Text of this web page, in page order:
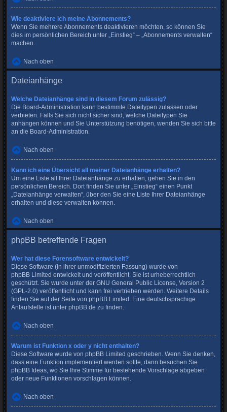
Wie deaktiviere ich meine Abonnements?
Wenn Sie mehrere Abonnements deaktivieren möchten, so können Sie
dies im persönlichen Bereich unter „Einstieg“ – „Abonnements verwalten“
machen.
Nach oben
Dateianhänge
Welche Dateianhänge sind in diesem Forum zulässig?
Die Board-Administration kann bestimmte Dateitypen zulassen oder
verbieten. Falls Sie sich nicht sicher sind, welche Dateitypen Sie
anhängen können und Sie Unterstützung benötigen, wenden Sie sich bitte
an die Board-Administration.
Nach oben
Kann ich eine Übersicht all meiner Dateianhänge erhalten?
Um eine Liste all Ihrer Dateianhänge zu erhalten, gehen Sie in den
persönlichen Bereich. Dort finden Sie unter „Einstieg“ einen Punkt
„Dateianhänge verwalten“, über den Sie eine Liste Ihrer Dateianhänge
erhalten und diese verwalten können.
Nach oben
phpBB betreffende Fragen
Wer hat diese Forensoftware entwickelt?
Diese Software (in ihrer unmodifizierten Fassung) wurde von
phpBB Limited entwickelt und veröffentlicht. Sie ist urheberrechtlich
geschützt. Sie wurde unter der GNU General Public License, Version 2
(GPL-2.0) veröffentlicht und kann frei vertrieben werden. Weitere Details
finden Sie auf der Seite von phpBB Limited . Eine deutschsprachige
Anlaufstelle ist unter phpBB.de zu finden.
Nach oben
Warum ist Funktion x oder y nicht enthalten?
Diese Software wurde von phpBB Limited geschrieben. Wenn Sie denken,
dass eine Funktion implementiert werden sollte, dann besuchen Sie
phpBB Ideas, wo Sie Ihre Stimme für bestehende Vorschläge abgeben
oder neue Funktionen vorschlagen können.
Nach oben